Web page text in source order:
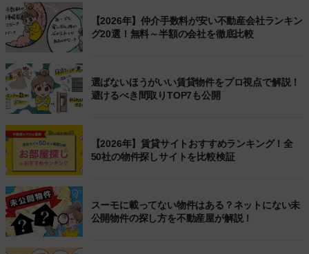
【2026年】仲介手数料が安い不動産会社ランキン
グ20選！無料～半額の会社を徹底比較
選ばないほうがいい賃貸物件をプロ視点で解説！
避けるべき間取りTOP7も公開
【2026年】賃貸サイトおすすめランキング！全
50社の物件探しサイトを比較検証
スーモに載ってない物件はある？ネットにない未
公開物件の探し方を不動産屋が解説！